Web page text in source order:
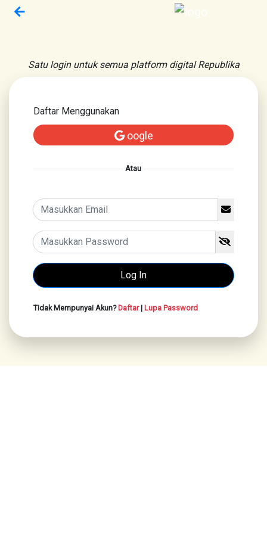
Satu login untuk semua platform digital Republika
Daftar Menggunakan
oogle
Atau
Tidak Mempunyai Akun?Daftar| Lupa Password